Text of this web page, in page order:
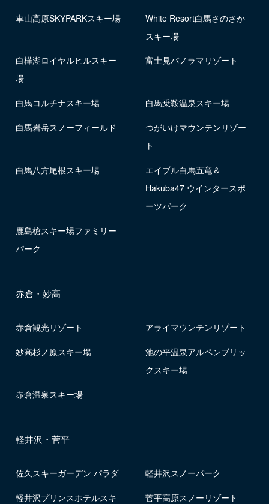
車山高原SKYPARKスキー場
White Resort白馬さのさか
スキー場
白樺湖ロイヤルヒルスキー
場
富士見パノラマリゾート
白馬コルチナスキー場 白馬乗鞍温泉スキー場
白馬岩岳スノーフィールド
つがいけマウンテンリゾー
ト
白馬八方尾根スキー場
エイブル白馬五竜＆
Hakuba47 ウインタースポ
ーツパーク
鹿島槍スキー場ファミリー
パーク
赤倉・妙高
赤倉観光リゾート アライマウンテンリゾート
妙高杉ノ原スキー場
池の平温泉アルペンブリッ
クスキー場
赤倉温泉スキー場
軽井沢・菅平
佐久スキーガーデン パラダ 軽井沢スノーパーク
軽井沢プリンスホテルスキ
菅平高原スノーリゾート